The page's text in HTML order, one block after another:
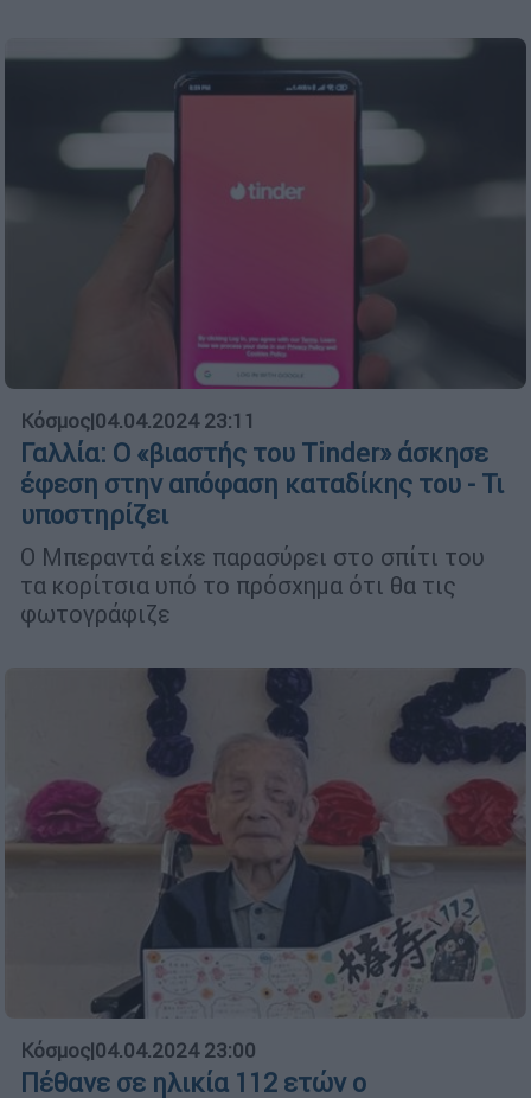
Κόσμος|04.04.2024 23:11
Γαλλία: Ο «βιαστής του Tinder» άσκησε
έφεση στην απόφαση καταδίκης του - Τι
υποστηρίζει
Ο Μπεραντά είχε παρασύρει στο σπίτι του
τα κορίτσια υπό το πρόσχημα ότι θα τις
φωτογράφιζε
Κόσμος|04.04.2024 23:00
Πέθανε σε ηλικία 112 ετών ο